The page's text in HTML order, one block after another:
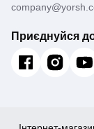
Приєднуйся